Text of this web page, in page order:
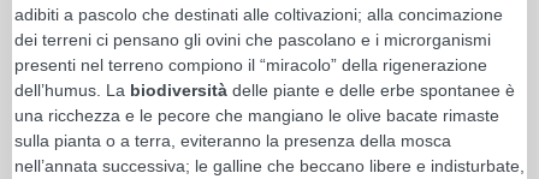
adibiti a pascolo che destinati alle coltivazioni; alla concimazione
dei terreni ci pensano gli ovini che pascolano e i microrganismi
presenti nel terreno compiono il “miracolo” della rigenerazione
dell’humus. La biodiversità delle piante e delle erbe spontanee è
una ricchezza e le pecore che mangiano le olive bacate rimaste
sulla pianta o a terra, eviteranno la presenza della mosca
nell’annata successiva; le galline che beccano libere e indisturbate,